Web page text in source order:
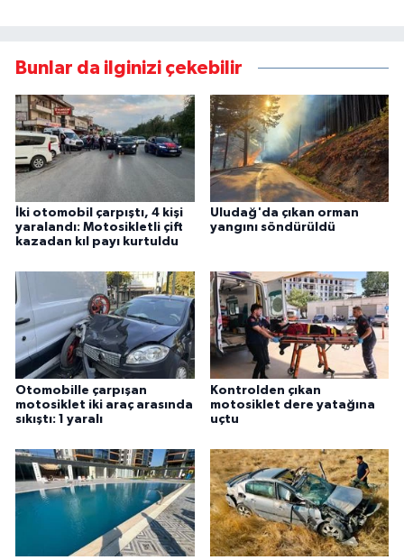
Bunlar da ilginizi çekebilir
İki otomobil çarpıştı, 4 kişi
yaralandı: Motosikletli çift
kazadan kıl payı kurtuldu
Uludağ'da çıkan orman
yangını söndürüldü
Otomobille çarpışan
motosiklet iki araç arasında
sıkıştı: 1 yaralı
Kontrolden çıkan
motosiklet dere yatağına
uçtu